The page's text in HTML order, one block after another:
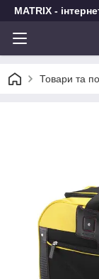
MATRIX -
Товари та